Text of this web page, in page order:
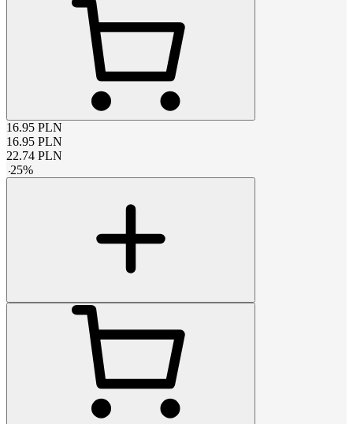
16.95 PLN
16.95 PLN
22.74 PLN
-25%